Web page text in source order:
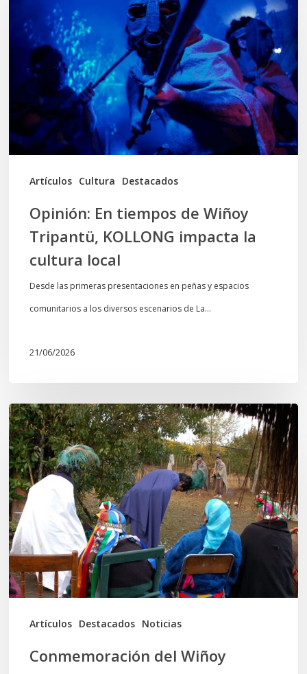
Artículos Cultura Destacados
tiempos
Wiñoy
Tripantü,
KOLLONG
impacta
la
cultura
Opinión: En tiempos de Wiñoy
Tripantü, KOLLONG impacta la
cultura local
Desde las primeras presentaciones en peñas y espacios
comunitarios a los diversos escenarios de La…
21/06/2026
Artículos Destacados Noticias
Conmemoración
del
Wiñoy
Tripantü
y
la
Sociedad
Mapuche
Ancestral
Conmemoración del Wiñoy